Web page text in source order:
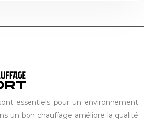
essentiels pour un environnement
un bon chauffage améliore la qualité